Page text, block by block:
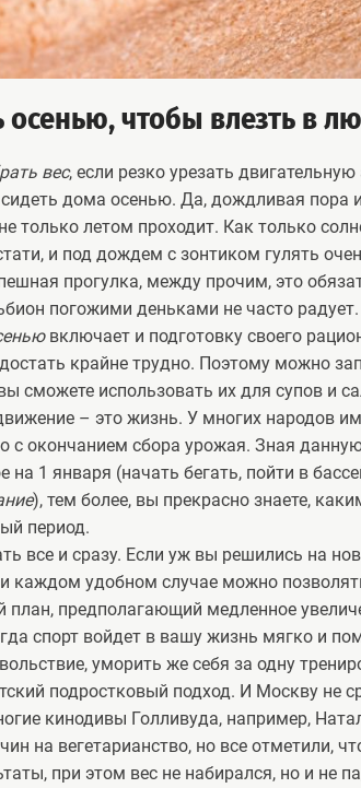
осенью, чтобы влезть в
вес, если резко урезать
дома осенью. Да, дождливая пора
только летом проходит. Как только
и под дождем с зонтиком гулять
прогулка, между прочим, это
погожими деньками не часто радует.
включает и подготовку своего
крайне трудно. Поэтому можно
сможете использовать их для супов и
– это жизнь. У многих народов
с окончанием сбора урожая. Зная
на 1 января (начать бегать, пойти в
), тем более, вы прекрасно знаете,
период.
все и сразу. Если уж вы решились на
каждом удобном случае можно
план, предполагающий медленное
спорт войдет в вашу жизнь мягко и
уморить же себя за одну
подростковый подход. И Москву не
кинодивы Голливуда, например,
на вегетарианство, но все отметили,
при этом вес не набирался, но и не